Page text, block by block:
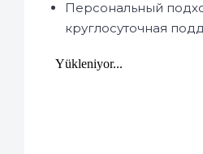
Персональный
круглосуточная